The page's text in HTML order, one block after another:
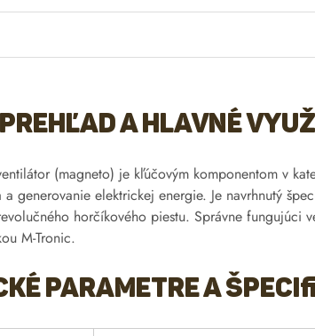
a hlavné
(magneto) je kľúčovým komponentom v
generovanie elektrickej energie. Je navrhnutý
horčíkového piestu. Správne fungujúci
M-Tronic.
parametre a